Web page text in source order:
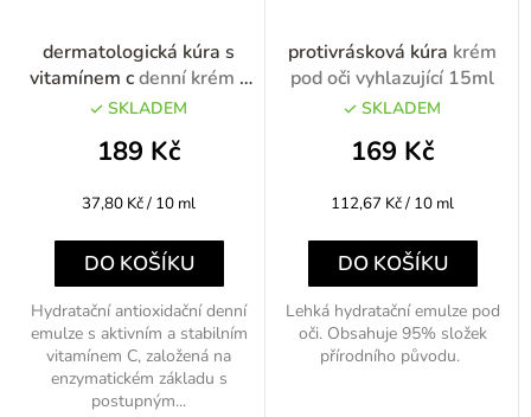
dermatologická kúra s
vitamínem cdenní krém s
vitamínem C 50ml
SKLADEM
189 Kč
Měrná
37,80 Kč / 10 ml
DO KOŠÍKU
Hydratační antioxidační denní
emulze s aktivním a stabilním
vitamínem C, založená na
enzymatickém základu s
postupným...
protivrásková kúra krém
pod oči vyhlazující 15ml
SKLADEM
169 Kč
Měrná
112,67 Kč / 10 ml
DO KOŠÍKU
Lehká hydratační emulze pod
oči. Obsahuje 95% složek
přírodního původu.